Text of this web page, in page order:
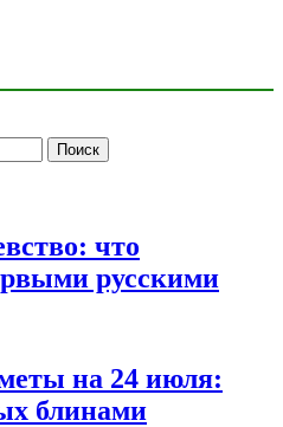
что
русскими
на 24 июля:
блинами